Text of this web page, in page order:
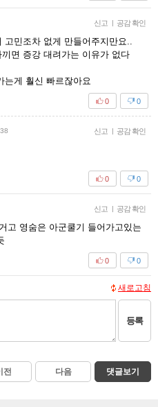
신고 | 공감 확인
고민조차 없게 만들어주지만요..
면 증강 대려가는 이유가 없다
는게 훨신 빠르잖아요
0
0
신고 | 공감 확인
0
0
신고 | 공감 확인
고 영숨은 아군쿨기 들어가고있는
0
0
새로고침
등록
전 다음 댓글보기